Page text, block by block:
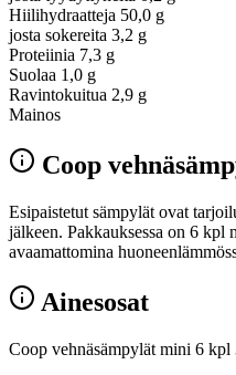
Hiilihydraatteja 50,0 g
josta sokereita 3,2 g
Proteiinia 7,3 g
Suolaa 1,0 g
Ravintokuitua 2,9 g
Mainos
Coop
Esipaistetut sämpylät ovat
jälkeen. Pakkauksessa on 6 kpl
avaamattomina
Ainesosat
Coop vehnäsämpylät mini 6 kpl